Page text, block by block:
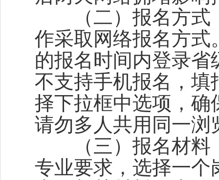
（二）报名方式：
作采取网络报名方式
的报名时间内登录
不支持手机报名，填
择下拉框中选项，确
请勿多人共用同一浏
（三）报名材料
专业要求，选择一个